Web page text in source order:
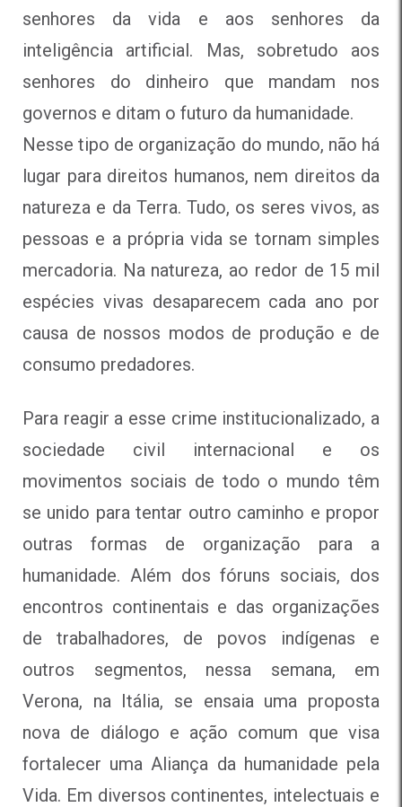
senhores da vida e aos senhores da
inteligência artificial. Mas, sobretudo aos
senhores do dinheiro que mandam nos
governos e ditam o futuro da humanidade.
Nesse tipo de organização do mundo, não há
lugar para direitos humanos, nem direitos da
natureza e da Terra. Tudo, os seres vivos, as
pessoas e a própria vida se tornam simples
mercadoria. Na natureza, ao redor de 15 mil
espécies vivas desaparecem cada ano por
causa de nossos modos de produção e de
consumo predadores.
Para reagir a esse crime institucionalizado, a
sociedade civil internacional e os
movimentos sociais de todo o mundo têm
se unido para tentar outro caminho e propor
outras formas de organização para a
humanidade. Além dos fóruns sociais, dos
encontros continentais e das organizações
de trabalhadores, de povos indígenas e
outros segmentos, nessa semana, em
Verona, na Itália, se ensaia uma proposta
nova de diálogo e ação comum que visa
fortalecer uma Aliança da humanidade pela
Vida. Em diversos continentes, intelectuais e